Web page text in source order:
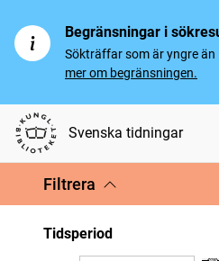
Begränsningar i
Sökträffar som är yngre
mer om begränsningen.
Svenska tidningar
Filtrera
Tidsperiod